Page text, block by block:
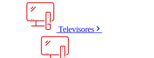
Televisores